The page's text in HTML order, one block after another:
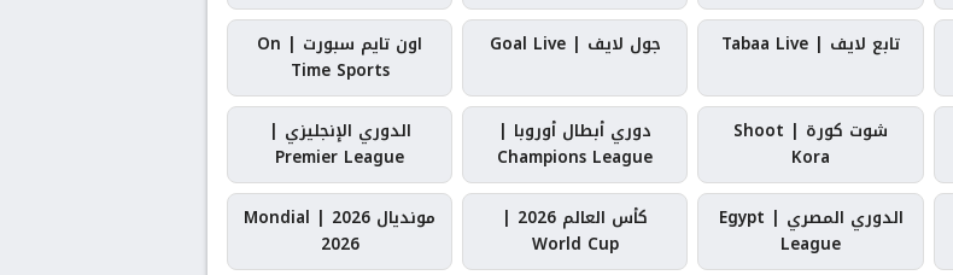
تابع لايف | Tabaa Live جول لايف | Goal Live
اون تايم سبورت | On
Time Sports
شوت كورة | Shoot
Kora
دوري أبطال أوروبا |
Champions League
الدوري الإنجليزي |
Premier League
الدوري المصري | Egypt
League
كأس العالم 2026 |
World Cup
مونديال 2026 | Mondial
2026